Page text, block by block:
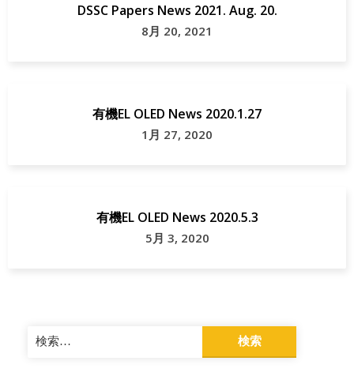
DSSC Papers News 2021. Aug. 20.
8月 20, 2021
有機EL OLED News 2020.1.27
1月 27, 2020
有機EL OLED News 2020.5.3
5月 3, 2020
検
索: